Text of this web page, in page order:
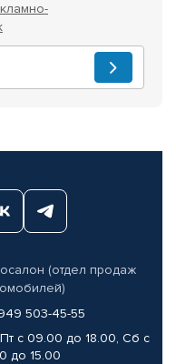
(отдел продаж
503-45-55
с 09.00 до 18.00, Сб с
до 15.00